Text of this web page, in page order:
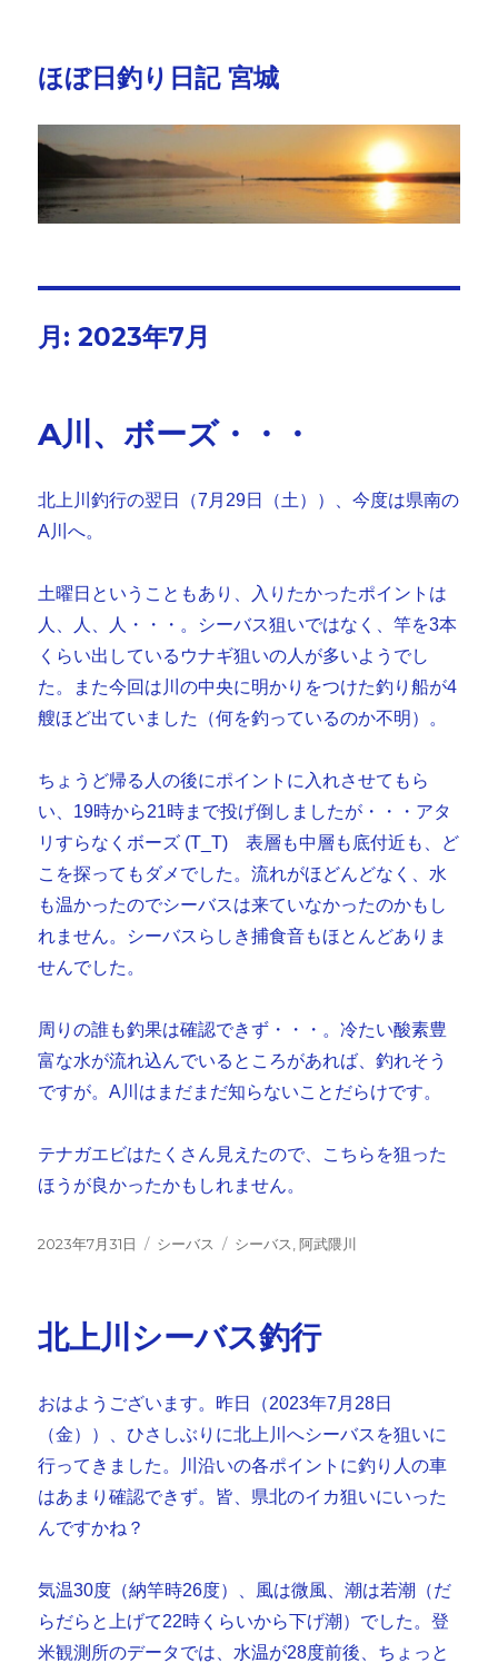
ほぼ日釣り日記 宮城
月:2023年7月
A川、ボーズ・・・
北上川釣行の翌日（7月29日（土））、今度は県南の
A川へ。
土曜日ということもあり、入りたかったポイントは
人、人、人・・・。シーバス狙いではなく、竿を3本
くらい出しているウナギ狙いの人が多いようでし
た。また今回は川の中央に明かりをつけた釣り船が4
艘ほど出ていました（何を釣っているのか不明）。
ちょうど帰る人の後にポイントに入れさせてもら
い、19時から21時まで投げ倒しましたが・・・アタ
リすらなくボーズ (T_T) 表層も中層も底付近も、ど
こを探ってもダメでした。流れがほどんどなく、水
も温かったのでシーバスは来ていなかったのかもし
れません。シーバスらしき捕食音もほとんどありま
せんでした。
周りの誰も釣果は確認できず・・・。冷たい酸素豊
富な水が流れ込んでいるところがあれば、釣れそう
ですが。A川はまだまだ知らないことだらけです。
テナガエビはたくさん見えたので、こちらを狙った
ほうが良かったかもしれません。
投
2023年7月31日
カ
ー
シーバス
タ
シーバス ,阿武隈川
北上川シーバス釣行
おはようございます。昨日（2023年7月28日
（金））、ひさしぶりに北上川へシーバスを狙いに
行ってきました。川沿いの各ポイントに釣り人の車
はあまり確認できず。皆、県北のイカ狙いにいった
んですかね？
気温30度（納竿時26度）、風は微風、潮は若潮（だ
らだらと上げて22時くらいから下げ潮）でした。登
米観測所のデータでは、水温が28度前後、ちょっと